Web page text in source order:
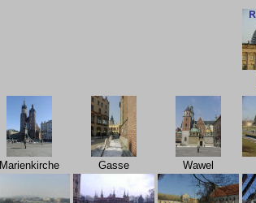
Marienkirche Gasse Wawel